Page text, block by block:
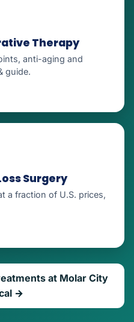
Therapy
anti-aging and
guide.
Surgery
a fraction of U.S. prices,
at Molar City
→